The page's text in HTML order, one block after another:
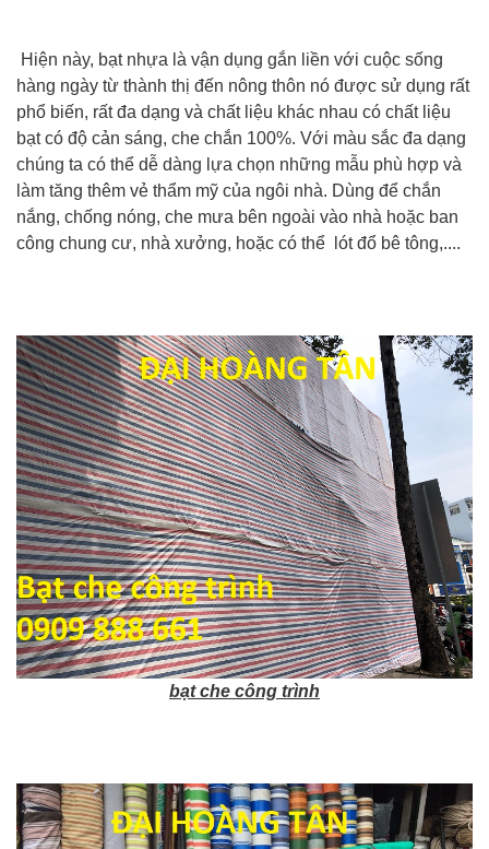
Hiện này, bạt nhựa là vận dụng gắn liền với cuộc sống
hàng ngày từ thành thị đến nông thôn nó được sử dụng rất
phổ biến, rất đa dạng và chất liệu khác nhau có chất liệu
bạt có độ cản sáng, che chắn 100%. Với màu sắc đa dạng
chúng ta có thể dễ dàng lựa chọn những mẫu phù hợp và
làm tăng thêm vẻ thẩm mỹ của ngôi nhà. Dùng để chắn
nắng, chống nóng, che mưa bên ngoài vào nhà hoặc ban
công chung cư, nhà xưởng, hoặc có thể lót đổ bê tông,....
bạt che công trình